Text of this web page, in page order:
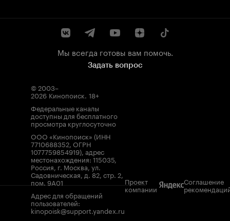
Мы всегда готовы вам помочь.
Задать вопрос
© 2003–
2026 Кинопоиск. 18+
Федеральные каналы
доступны для бесплатного
просмотра круглосуточно
ООО «Кинопоиск» (ИНН
7710688352, ОГРН
1077759854919), адрес
местонахождения: 115035,
Россия, г. Москва, ул.
Садовническая, д. 82, стр. 2,
пом. 9А01
Адрес для обращений
пользователей:
kinopoisk@support.yandex.ru
Проект
компании
Соглашение